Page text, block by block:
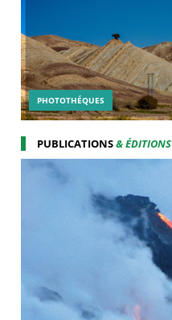
PHOTOTHÉQUES
PUBLICATIONS& ÉDITIONS